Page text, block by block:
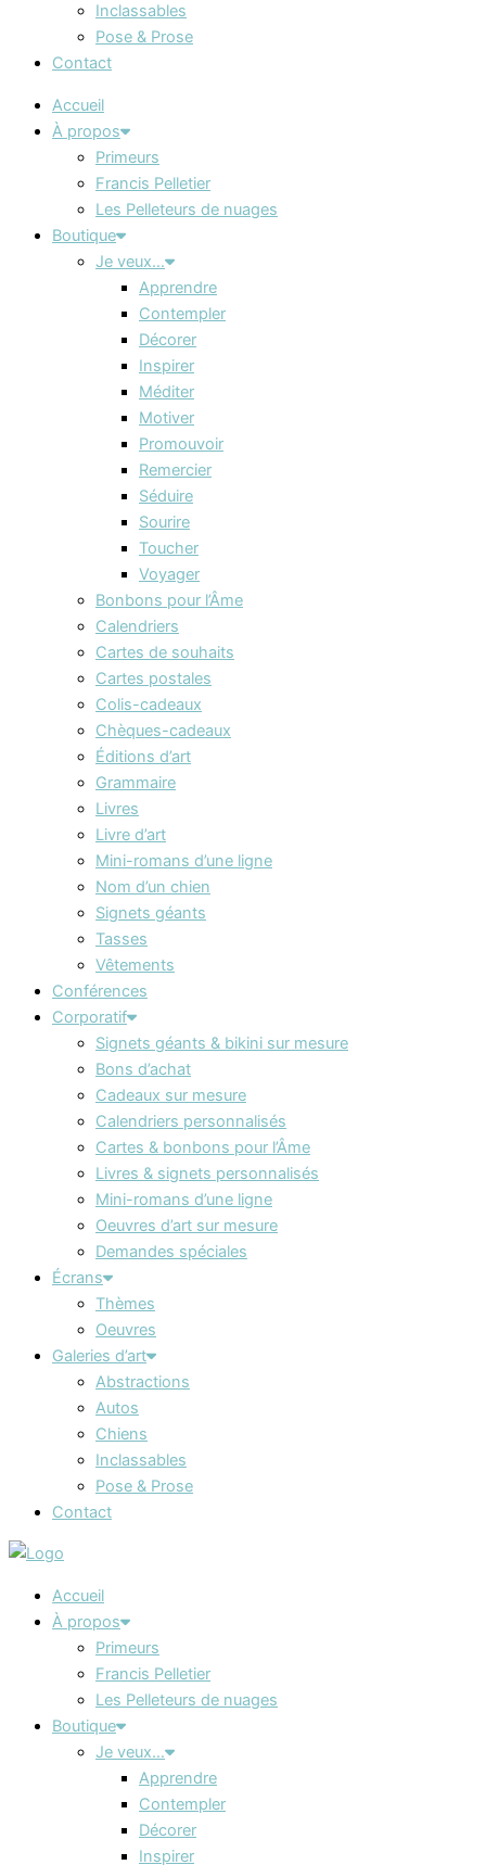
Inclassables
Pose & Prose
Contact
Accueil
À propos
Primeurs
Francis Pelletier
Les Pelleteurs de nuages
Boutique
Je veux…
Apprendre
Contempler
Décorer
Inspirer
Méditer
Motiver
Promouvoir
Remercier
Séduire
Sourire
Toucher
Voyager
Bonbons pour l’Âme
Calendriers
Cartes de souhaits
Cartes postales
Colis-cadeaux
Chèques-cadeaux
Éditions d’art
Grammaire
Livres
Livre d’art
Mini-romans d’une ligne
Nom d’un chien
Signets géants
Tasses
Vêtements
Conférences
Corporatif
Signets géants & bikini sur mesure
Bons d’achat
Cadeaux sur mesure
Calendriers personnalisés
Cartes & bonbons pour l’Âme
Livres & signets personnalisés
Mini-romans d’une ligne
Oeuvres d’art sur mesure
Demandes spéciales
Écrans
Thèmes
Oeuvres
Galeries d’art
Abstractions
Autos
Chiens
Inclassables
Pose & Prose
Contact
Accueil
À propos
Primeurs
Francis Pelletier
Les Pelleteurs de nuages
Boutique
Je veux…
Apprendre
Contempler
Décorer
Inspirer